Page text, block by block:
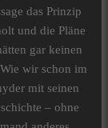
das Prinzip
und die Pläne
gar keinen
wir schon im
mit seinen
– ohne